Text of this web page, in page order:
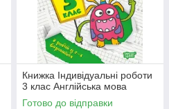
Книжка Індивідуальні роботи
3 клас Англійська мова
Готово до відправки